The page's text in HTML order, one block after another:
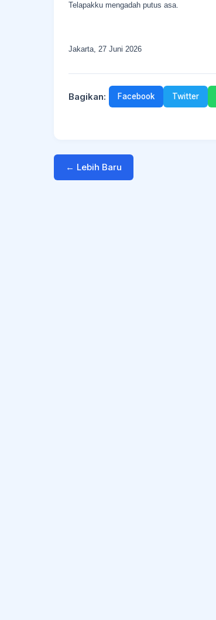
Telapakku mengadah putus asa.
Jakarta, 27 Juni 2026
Bagikan: Facebook Twitter
← Lebih Baru